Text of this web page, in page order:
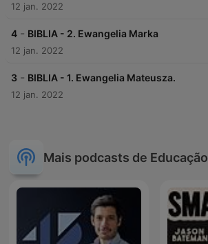
12 jan. 2022
4 - BIBLIA - 2. Ewangelia Marka
12 jan. 2022
3 - BIBLIA - 1. Ewangelia Mateusza.
12 jan. 2022
Mais podcasts de Educação